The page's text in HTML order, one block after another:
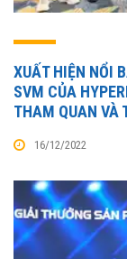
XUẤT HIỆN NỔI
SVM CỦA
THAM QUAN VÀ
16/12/2022